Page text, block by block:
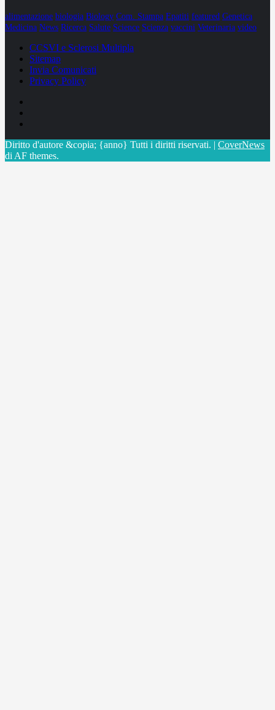
alimentazione biologia Biology Com. Stampa Epatiti featured Genetica
Medicina News Ricerca Salute Science Scienza vaccini Veterinaria video
CCSVI e Sclerosi Multipla
Sitemap
Invia Comunicati
Privacy Policy
Diritto d'autore &copia; {anno} Tutti i diritti riservati. | CoverNews
di AF themes.